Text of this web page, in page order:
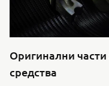
Оригинални
средства